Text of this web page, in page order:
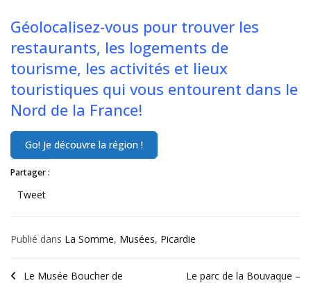
Géolocalisez-vous pour trouver les
restaurants, les logements de
tourisme, les activités et lieux
touristiques qui vous entourent dans le
Nord de la France!
Partager :
Tweet
Publié dans La Somme, Musées, Picardie
Le Musée Boucher de
Le parc de la Bouvaque –